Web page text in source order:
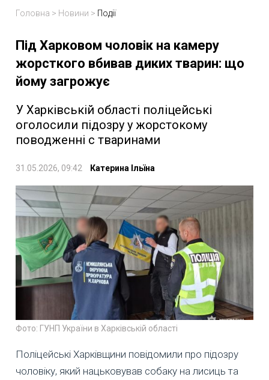
Головна > Новини > Події
Під Харковом чоловік на камеру
жорсткого вбивав диких тварин: що
йому загрожує
У Харківській області поліцейські
оголосили підозру у жорстокому
поводженні с тваринами
31.05.2026, 09:42 Катерина Ільїна
Фото: ГУНП України в Харківській області
Поліцейські Харківщини повідомили про підозру
чоловіку, який нацьковував собаку на лисиць та